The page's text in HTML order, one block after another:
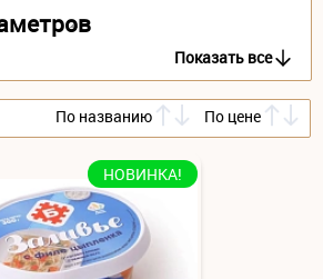
Показать все
По названию По цене
НОВИНКА!